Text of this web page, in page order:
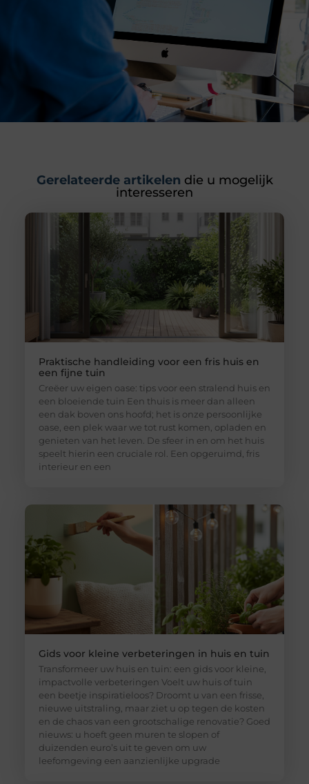
Gerelateerde artikelen die u mogelijk
interesseren
Praktische handleiding voor een fris huis en
een fijne tuin
Creëer uw eigen oase: tips voor een stralend huis en
een bloeiende tuin Een thuis is meer dan alleen
een dak boven ons hoofd; het is onze persoonlijke
oase, een plek waar we tot rust komen, opladen en
genieten van het leven. De sfeer in en om het huis
speelt hierin een cruciale rol. Een opgeruimd, fris
interieur en een
Gids voor kleine verbeteringen in huis en tuin
Transformeer uw huis en tuin: een gids voor kleine,
impactvolle verbeteringen Voelt uw huis of tuin
een beetje inspiratieloos? Droomt u van een frisse,
nieuwe uitstraling, maar ziet u op tegen de kosten
en de chaos van een grootschalige renovatie? Goed
nieuws: u hoeft geen muren te slopen of
duizenden euro’s uit te geven om uw
leefomgeving een aanzienlijke upgrade